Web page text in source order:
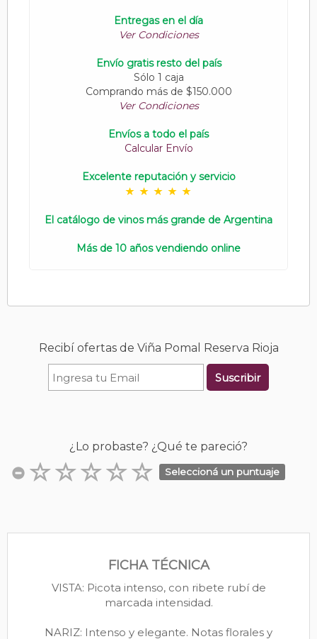
Entregas en el día
Ver Condiciones
Envío gratis resto del país
Sólo 1 caja
Comprando más de $150.000
Ver Condiciones
Envíos a todo el país
Calcular Envío
Excelente reputación y servicio
El catálogo de vinos más grande de Argentina
Más de 10 años vendiendo online
Recibí ofertas de Viña Pomal Reserva Rioja
Suscribir
¿Lo probaste? ¿Qué te pareció?
Seleccioná un puntuaje
FICHA TÉCNICA
VISTA: Picota intenso, con ribete rubí de
marcada intensidad.
NARIZ: Intenso y elegante. Notas florales y